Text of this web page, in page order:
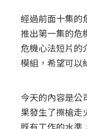
經過前面十集的
推出第一集的危
危機心法短片的
模組，希望可以
今天的內容是公
果發生了擦槍走
既有工作的水準